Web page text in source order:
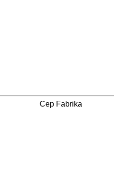
Cep Fabrika